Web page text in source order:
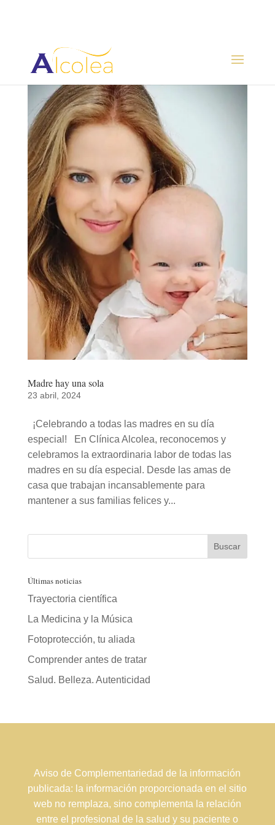
Madre hay una sola
23 abril, 2024
¡Celebrando a todas las madres en su día
especial! En Clínica Alcolea, reconocemos y
celebramos la extraordinaria labor de todas las
madres en su día especial. Desde las amas de
casa que trabajan incansablemente para
mantener a sus familias felices y...
Últimas noticias
Trayectoria científica
La Medicina y la Música
Fotoprotección, tu aliada
Comprender antes de tratar
Salud. Belleza. Autenticidad
Aviso de Complementariedad de la información
publicada: la información proporcionada en el sitio
web no remplaza, sino complementa la relación
entre el profesional de la salud y su paciente o